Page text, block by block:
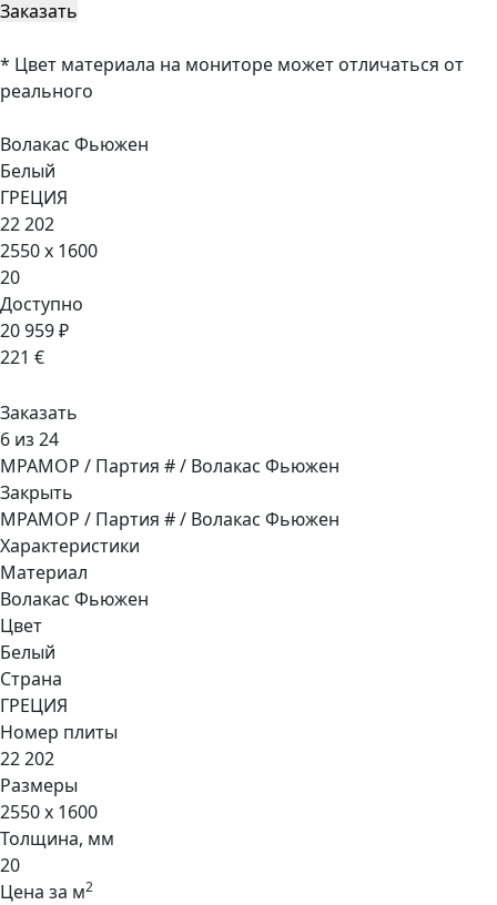
* Цвет материала на мониторе может отличаться от
реального
Волакас Фьюжен
Белый
ГРЕЦИЯ
22 202
2550 x 1600
20
Доступно
20 959 ₽
221 €
Заказать
6 из 24
МРАМОР / Партия # / Волакас Фьюжен
Закрыть
МРАМОР / Партия # / Волакас Фьюжен
Характеристики
Материал
Волакас Фьюжен
Цвет
Белый
Страна
ГРЕЦИЯ
Номер плиты
22 202
Размеры
2550 x 1600
Толщина, мм
20
Цена за м2